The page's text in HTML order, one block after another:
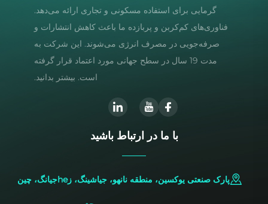
گرمایی برای استفاده مسکونی و تجاری ارائه می‌دهد.
فناوری‌های کم‌کربن و پربازده ما باعث کاهش انتشارات و
صرفه‌جویی در مصرف انرژی می‌شوند. این شرکت به
مدت 19 سال در سطح جهانی مورد اعتماد قرار گرفته
است. بیشتر بدانید.
با ما در ارتباط باشید
پارک صنعتی یوکسین، منطقه نانهو، جیاشینگ، زheجیانگ، چین